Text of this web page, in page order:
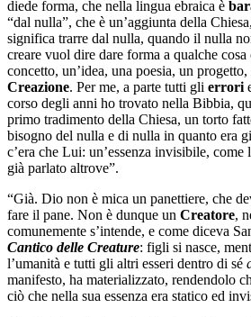
diede forma, che nella lingua ebraica è
“dal nulla”, che è un’aggiunta della
significa trarre dal nulla, quando il nulla
creare vuol dire dare forma a qualche cosa
concetto, un’idea, una poesia, un
Creazione. Per me, a parte tutti gli errori
corso degli anni ho trovato nella Bibbia,
primo tradimento della Chiesa, un torto
bisogno del nulla e di nulla in quanto era
c’era che Lui: un’essenza invisibile, come
già parlato altrove”.
“Già. Dio non è mica un panettiere, che
fare il pane. Non è dunque un Creatore,
comunemente s’intende, e come diceva
Cantico delle Creature: figli si nasce,
l’umanità e tutti gli altri esseri dentro di sé
manifesto, ha materializzato, rendendolo
ciò che nella sua essenza era statico ed